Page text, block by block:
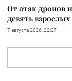
От атак дронов
девять
7 августа 2026, 22:27